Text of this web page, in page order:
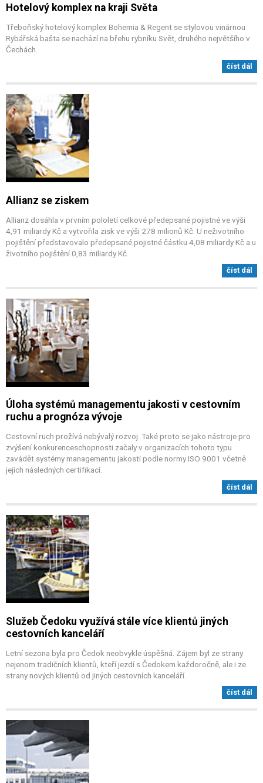
Hotelový komplex na kraji Světa
Třeboňský hotelový komplex Bohemia & Regent se stylovou vinárnou
Rybářská bašta se nachází na břehu rybníku Svět, druhého největšího v
Čechách.
číst dál
Allianz se ziskem
Allianz dosáhla v prvním pololetí celkové předepsané pojistné ve výši
4,91 miliardy Kč a vytvořila zisk ve výši 278 milionů Kč. U neživotního
pojištění představovalo předepsané pojistné částku 4,08 miliardy Kč a u
životního pojištění 0,83 miliardy Kč.
číst dál
Úloha systémů managementu jakosti v cestovním
ruchu a prognóza vývoje
Cestovní ruch prožívá nebývalý rozvoj. Také proto se jako nástroje pro
zvýšení konkurenceschopnosti začaly v organizacích tohoto typu
zavádět systémy managementu jakosti podle normy ISO 9001 včetně
jejich následných certifikací.
číst dál
Služeb Čedoku využívá stále více klientů jiných
cestovních kanceláří
Letní sezona byla pro Čedok neobvykle úspěšná. Zájem byl ze strany
nejenom tradičních klientů, kteří jezdí s Čedokem každoročně, ale i ze
strany nových klientů od jiných cestovních kanceláří.
číst dál